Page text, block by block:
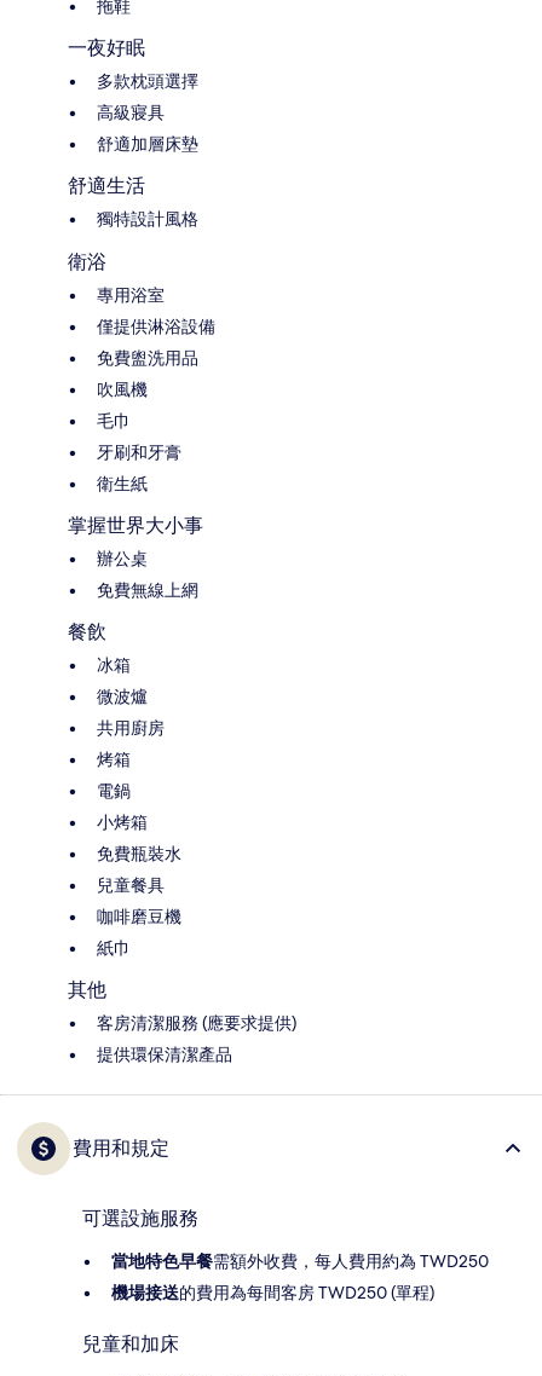
拖鞋
一夜好眠
多款枕頭選擇
高級寢具
舒適加層床墊
舒適生活
獨特設計風格
衛浴
專用浴室
僅提供淋浴設備
免費盥洗用品
吹風機
毛巾
牙刷和牙膏
衛生紙
掌握世界大小事
辦公桌
免費無線上網
餐飲
冰箱
微波爐
共用廚房
烤箱
電鍋
小烤箱
免費瓶裝水
兒童餐具
咖啡磨豆機
紙巾
其他
客房清潔服務 (應要求提供)
提供環保清潔產品
費用和規定
可選設施服務
當地特色早餐需額外收費，每人費用約為 TWD250
機場接送的費用為每間客房 TWD250 (單程)
兒童和加床